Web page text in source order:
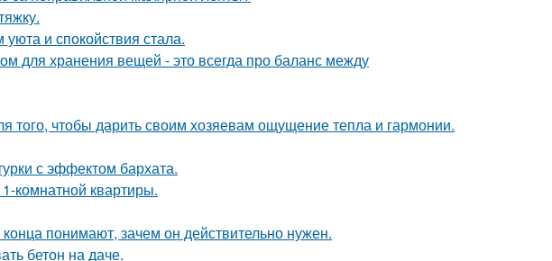
и спокойствия стала.
для хранения вещей - это всегда про баланс между
того, чтобы дарить своим хозяевам ощущение тепла и гармонии.
с эффектом бархата.
комнатной квартиры.
понимают, зачем он действительно нужен.
бетон на даче.